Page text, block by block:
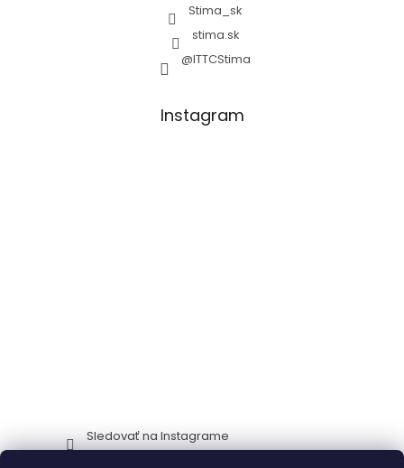
Stima_sk
stima.sk
@ITTCStima
Instagram
Sledovať na Instagrame